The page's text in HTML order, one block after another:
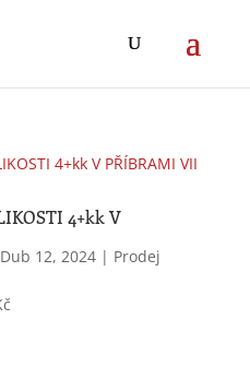
4+kk V
Dub 12, 2024| Prodej